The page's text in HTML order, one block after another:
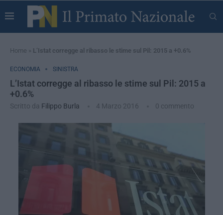
Home » L’Istat corregge al ribasso le stime sul Pil: 2015 a +0.6%
ECONOMIA SINISTRA
L’Istat corregge al ribasso le stime sul Pil: 2015 a
+0.6%
Scritto da Filippo Burla 4 Marzo 2016 0 commento